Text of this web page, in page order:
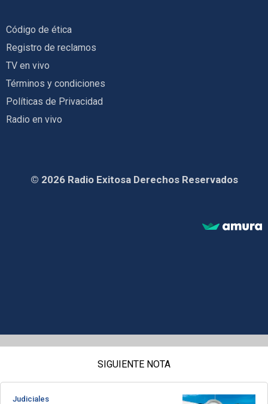
Código de ética
Registro de reclamos
TV en vivo
Términos y condiciones
Políticas de Privacidad
Radio en vivo
© 2026 Radio Exitosa Derechos Reservados
SIGUIENTE NOTA
Judiciales